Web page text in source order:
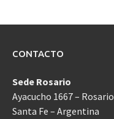
CONTACTO
Sede Rosario
Ayacucho 1667 – Rosario
Santa Fe – Argentina